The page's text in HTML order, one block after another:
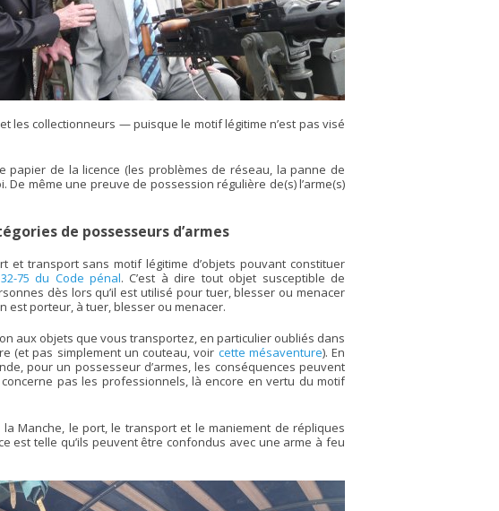
les collectionneurs — puisque le motif légitime n’est pas visé
papier de la licence (les problèmes de réseau, la panne de
même une preuve de possession régulière de(s) l’arme(s)
de possesseurs d’armes
et transport sans motif légitime d’objets pouvant constituer
75 du Code pénal. C’est à dire tout objet susceptible de
dès lors qu’il est utilisé pour tuer, blesser ou menacer
est porteur, à tuer, blesser ou menacer.
aux objets que vous transportez, en particulier oubliés dans
(et pas simplement un couteau, voir cette mésaventure). En
pour un possesseur d’armes, les conséquences peuvent
pas les professionnels, là encore en vertu du motif
Manche, le port, le transport et le maniement de répliques
est telle qu’ils peuvent être confondus avec une arme à feu